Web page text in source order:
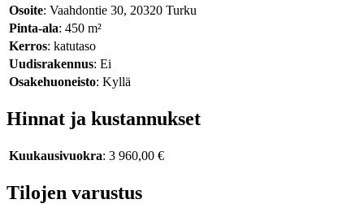
Osoite: Vaahdontie 30, 20320 Turku
Pinta-ala: 450 m²
Kerros: katutaso
Uudisrakennus: Ei
Osakehuoneisto: Kyllä
Hinnat ja kustannukset
Kuukausivuokra: 3 960,00 €
Tilojen varustus